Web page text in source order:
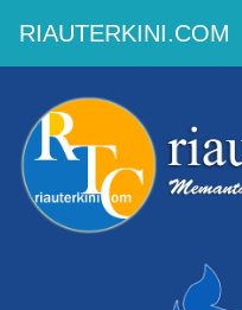
RIAUTERKINI.COM